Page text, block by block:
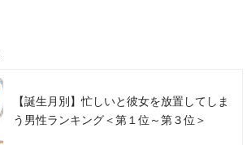
【誕生月別】忙しいと彼女を放置してしま
う男性ランキング＜第１位～第３位＞